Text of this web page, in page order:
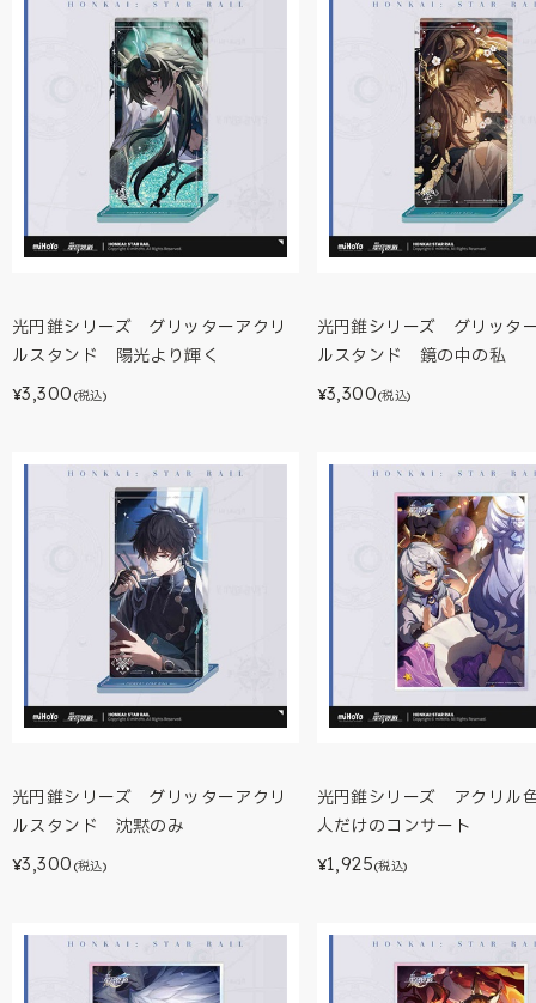
光円錐シリーズ グリッターアクリ
ルスタンド 陽光より輝く
¥3,300 (税込)
光円錐シリーズ グリッタ
ルスタンド 鏡の中の私
¥3,300(税込)
光円錐シリーズ グリッターアクリ
ルスタンド 沈黙のみ
¥3,300 (税込)
光円錐シリーズ アクリル
人だけのコンサート
¥1,925(税込)